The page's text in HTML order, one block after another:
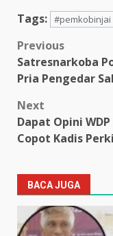
Tags:
Post
Previous
Satresnarkoba
Pria Pengedar
Next
Dapat Opini
Copot Kadis
BACA JUGA